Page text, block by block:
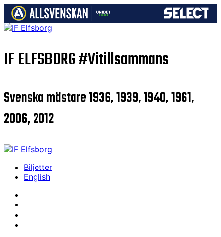
IF ELFSBORG#Vitillsammans
Svenska mästare 1936, 1939, 1940, 1961,
2006, 2012
Biljetter
English